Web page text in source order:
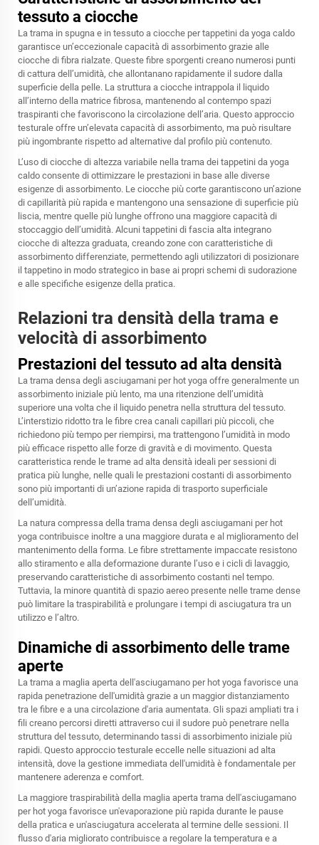
tessuto a ciocche
La trama in spugna e in tessuto a ciocche per tappetini da yoga caldo
garantisce un’eccezionale capacità di assorbimento grazie alle
ciocche di fibra rialzate. Queste fibre sporgenti creano numerosi punti
di cattura dell’umidità, che allontanano rapidamente il sudore dalla
superficie della pelle. La struttura a ciocche intrappola il liquido
all’interno della matrice fibrosa, mantenendo al contempo spazi
traspiranti che favoriscono la circolazione dell’aria. Questo approccio
testurale offre un’elevata capacità di assorbimento, ma può risultare
più ingombrante rispetto ad alternative dal profilo più contenuto.
L’uso di ciocche di altezza variabile nella trama dei tappetini da yoga
caldo consente di ottimizzare le prestazioni in base alle diverse
esigenze di assorbimento. Le ciocche più corte garantiscono un’azione
di capillarità più rapida e mantengono una sensazione di superficie più
liscia, mentre quelle più lunghe offrono una maggiore capacità di
stoccaggio dell’umidità. Alcuni tappetini di fascia alta integrano
ciocche di altezza graduata, creando zone con caratteristiche di
assorbimento differenziate, permettendo agli utilizzatori di posizionare
il tappetino in modo strategico in base ai propri schemi di sudorazione
e alle specifiche esigenze della pratica.
Relazioni tra densità della trama e
velocità di assorbimento
Prestazioni del tessuto ad alta densità
La trama densa degli asciugamani per hot yoga offre generalmente un
assorbimento iniziale più lento, ma una ritenzione dell’umidità
superiore una volta che il liquido penetra nella struttura del tessuto.
L’interstizio ridotto tra le fibre crea canali capillari più piccoli, che
richiedono più tempo per riempirsi, ma trattengono l’umidità in modo
più efficace rispetto alle forze di gravità e di movimento. Questa
caratteristica rende le trame ad alta densità ideali per sessioni di
pratica più lunghe, nelle quali le prestazioni costanti di assorbimento
sono più importanti di un’azione rapida di trasporto superficiale
dell’umidità.
La natura compressa della trama densa degli asciugamani per hot
yoga contribuisce inoltre a una maggiore durata e al miglioramento del
mantenimento della forma. Le fibre strettamente impaccate resistono
allo stiramento e alla deformazione durante l’uso e i cicli di lavaggio,
preservando caratteristiche di assorbimento costanti nel tempo.
Tuttavia, la minore quantità di spazio aereo presente nelle trame dense
può limitare la traspirabilità e prolungare i tempi di asciugatura tra un
utilizzo e l’altro.
Dinamiche di assorbimento delle trame
aperte
La trama a maglia aperta dell'asciugamano per hot yoga favorisce una
rapida penetrazione dell'umidità grazie a un maggior distanziamento
tra le fibre e a una circolazione d'aria aumentata. Gli spazi ampliati tra i
fili creano percorsi diretti attraverso cui il sudore può penetrare nella
struttura del tessuto, determinando tassi di assorbimento iniziale più
rapidi. Questo approccio testurale eccelle nelle situazioni ad alta
intensità, dove la gestione immediata dell'umidità è fondamentale per
mantenere aderenza e comfort.
La maggiore traspirabilità della maglia aperta trama dell'asciugamano
per hot yoga favorisce un'evaporazione più rapida durante le pause
della pratica e un'asciugatura accelerata al termine delle sessioni. Il
flusso d'aria migliorato contribuisce a regolare la temperatura e a